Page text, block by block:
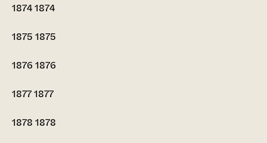
18741874
1875 1875
1876 1876
18771877
1878 1878